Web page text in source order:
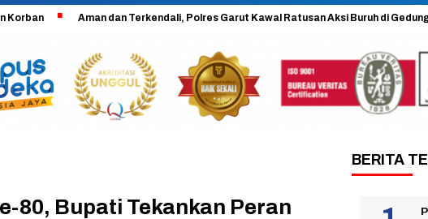
Aman dan Terkendali, Polres Garut Kawal Ratusan Aksi Buruh di Gedung DPRD
80, Bupati Tekankan Peran
BERITA